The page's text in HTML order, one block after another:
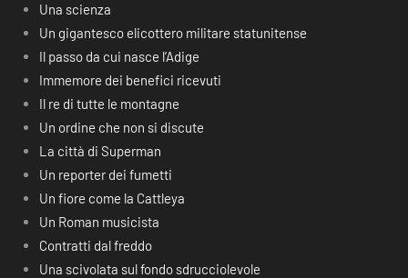
Una scienza
Un gigantesco elicottero militare statunitense
Il passo da cui nasce l’Adige
Immemore dei benefici ricevuti
Il re di tutte le montagne
Un ordine che non si discute
La città di Superman
Un reporter dei fumetti
Un fiore come la Cattleya
Un Roman musicista
Contratti dal freddo
Una scivolata sul fondo sdrucciolevole